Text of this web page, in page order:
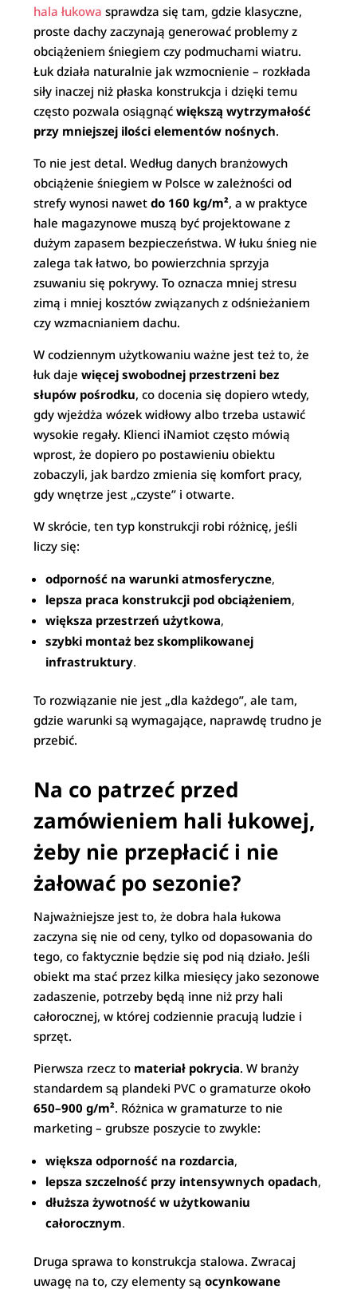
hala łukowa sprawdza się tam, gdzie klasyczne,
proste dachy zaczynają generować problemy z
obciążeniem śniegiem czy podmuchami wiatru.
Łuk działa naturalnie jak wzmocnienie – rozkłada
siły inaczej niż płaska konstrukcja i dzięki temu
często pozwala osiągnąćwiększą wytrzymałość
przy mniejszej ilości elementów nośnych.
To nie jest detal. Według danych branżowych
obciążenie śniegiem w Polsce w zależności od
strefy wynosi nawetdo 160 kg/m², a w praktyce
hale magazynowe muszą być projektowane z
dużym zapasem bezpieczeństwa. W łuku śnieg nie
zalega tak łatwo, bo powierzchnia sprzyja
zsuwaniu się pokrywy. To oznacza mniej stresu
zimą i mniej kosztów związanych z odśnieżaniem
czy wzmacnianiem dachu.
W codziennym użytkowaniu ważne jest też to, że
łuk dajewięcej swobodnej przestrzeni bez
słupów pośrodku, co docenia się dopiero wtedy,
gdy wjeżdża wózek widłowy albo trzeba ustawić
wysokie regały. Klienci iNamiot często mówią
wprost, że dopiero po postawieniu obiektu
zobaczyli, jak bardzo zmienia się komfort pracy,
gdy wnętrze jest „czyste” i otwarte.
W skrócie, ten typ konstrukcji robi różnicę, jeśli
liczy się:
odporność na warunki atmosferyczne,
lepsza praca konstrukcji pod obciążeniem,
większa przestrzeń użytkowa,
szybki montaż bez skomplikowanej
infrastruktury.
To rozwiązanie nie jest „dla każdego”, ale tam,
gdzie warunki są wymagające, naprawdę trudno je
przebić.
Na co patrzeć przed
zamówieniem hali łukowej,
żeby nie przepłacić i nie
żałować po sezonie?
Najważniejsze jest to, że dobra hala łukowa
zaczyna się nie od ceny, tylko od dopasowania do
tego, co faktycznie będzie się pod nią działo. Jeśli
obiekt ma stać przez kilka miesięcy jako sezonowe
zadaszenie, potrzeby będą inne niż przy hali
całorocznej, w której codziennie pracują ludzie i
sprzęt.
Pierwsza rzecz to materiał pokrycia. W branży
standardem są plandeki PVC o gramaturze około
650–900 g/m². Różnica w gramaturze to nie
marketing – grubsze poszycie to zwykle:
większa odporność na rozdarcia,
lepsza szczelność przy intensywnych opadach,
dłuższa żywotność w użytkowaniu
całorocznym.
Druga sprawa to konstrukcja stalowa. Zwracaj
uwagę na to, czy elementy sąocynkowane